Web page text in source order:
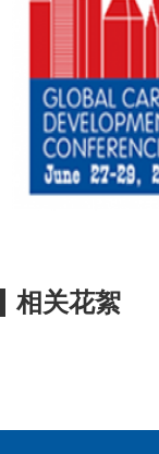
相关花絮